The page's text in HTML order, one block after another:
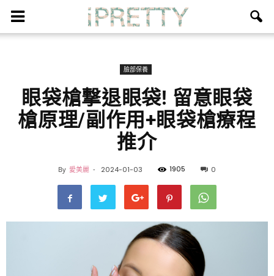
臉部保養
眼袋槍撃退眼袋! 留意眼袋
槍原理/副作用+眼袋槍療程
推介
By 愛美麗 - 2024-01-03 1905 0